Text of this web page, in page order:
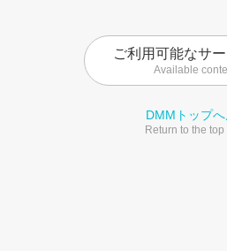
ご利用可能なサ
Available
DMMトップ
Return to the top